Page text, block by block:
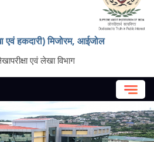
एवं हकदारी) मिजोरम, आईजोल
एवं लेखा विभाग